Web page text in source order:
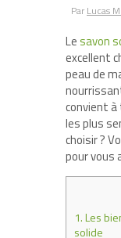
Par Lucas
Lesavon
excellent
peau de
convient
les plus
choisir ?
pour vous
1.Les
solide